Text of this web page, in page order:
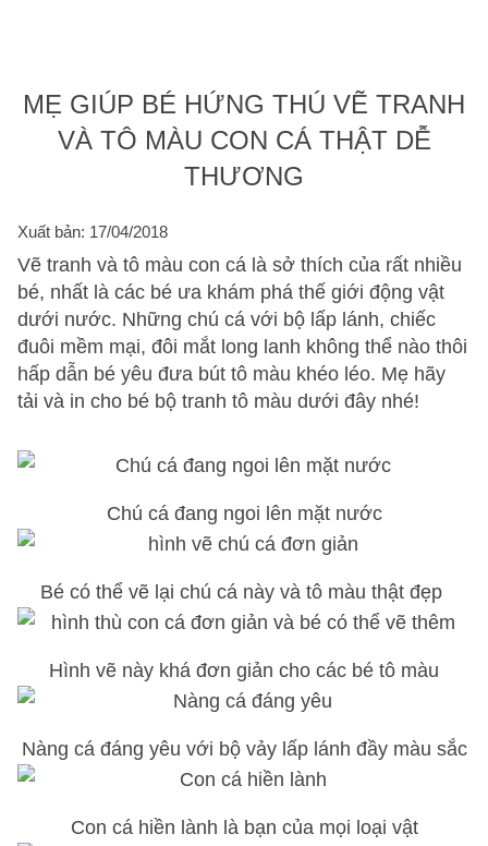
MẸ GIÚP BÉ HỨNG THÚ VẼ TRANH
VÀ TÔ MÀU CON CÁ THẬT DỄ
THƯƠNG
Xuất bản: 17/04/2018
Vẽ tranh và tô màu con cá là sở thích của rất nhiều
bé, nhất là các bé ưa khám phá thế giới động vật
dưới nước. Những chú cá với bộ lấp lánh, chiếc
đuôi mềm mại, đôi mắt long lanh không thể nào thôi
hấp dẫn bé yêu đưa bút tô màu khéo léo. Mẹ hãy
tải và in cho bé bộ tranh tô màu dưới đây nhé!
Chú cá đang ngoi lên mặt nước
Bé có thể vẽ lại chú cá này và tô màu thật đẹp
Hình vẽ này khá đơn giản cho các bé tô màu
Nàng cá đáng yêu với bộ vảy lấp lánh đầy màu sắc
Con cá hiền lành là bạn của mọi loại vật